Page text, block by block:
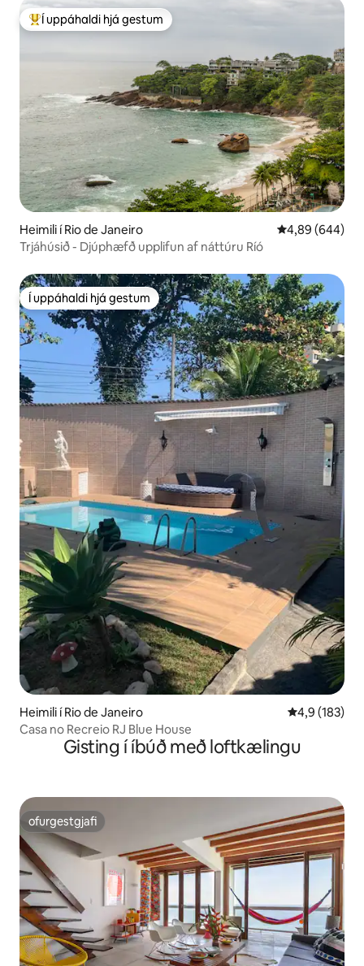
Í mestu uppáhaldi hjá gestum
Í uppáhaldi hjá gestum
Heimili í Rio de Janeiro 4,89 af 5 í
4,89 (644)
Trjáhúsið - Djúphæfð upplifun af náttúru Ríó
Í uppáhaldi hjá gestum
Í uppáhaldi hjá gestum
Heimili í Rio de Janeiro 4,9 af 5 í
4,9 (183)
Casa no Recreio RJ Blue House
Gisting í íbúð með loftkælingu
ofurgestgjafi
ofurgestgjafi